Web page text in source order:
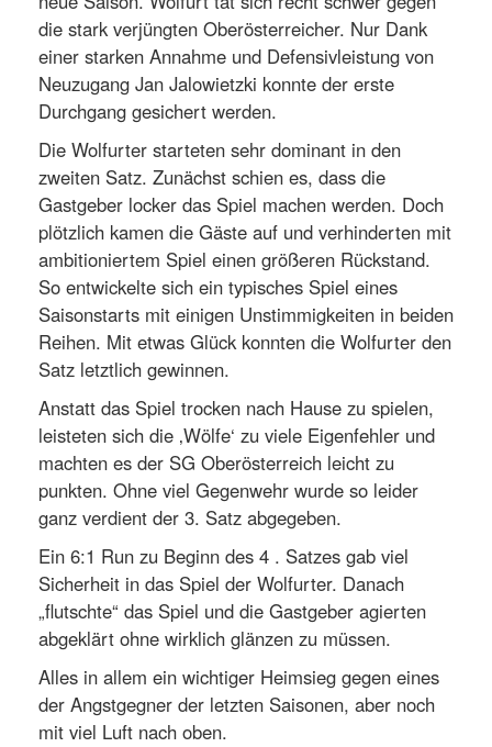
die stark verjüngten Oberösterreicher. Nur Dank
einer starken Annahme und Defensivleistung von
Neuzugang Jan Jalowietzki konnte der erste
Durchgang gesichert werden.
Die Wolfurter starteten sehr dominant in den
zweiten Satz. Zunächst schien es, dass die
Gastgeber locker das Spiel machen werden. Doch
plötzlich kamen die Gäste auf und verhinderten mit
ambitioniertem Spiel einen größeren Rückstand.
So entwickelte sich ein typisches Spiel eines
Saisonstarts mit einigen Unstimmigkeiten in beiden
Reihen. Mit etwas Glück konnten die Wolfurter den
Satz letztlich gewinnen.
Anstatt das Spiel trocken nach Hause zu spielen,
leisteten sich die ‚Wölfe‘ zu viele Eigenfehler und
machten es der SG Oberösterreich leicht zu
punkten. Ohne viel Gegenwehr wurde so leider
ganz verdient der 3. Satz abgegeben.
Ein 6:1 Run zu Beginn des 4 . Satzes gab viel
Sicherheit in das Spiel der Wolfurter. Danach
„flutschte“ das Spiel und die Gastgeber agierten
abgeklärt ohne wirklich glänzen zu müssen.
Alles in allem ein wichtiger Heimsieg gegen eines
der Angstgegner der letzten Saisonen, aber noch
mit viel Luft nach oben.